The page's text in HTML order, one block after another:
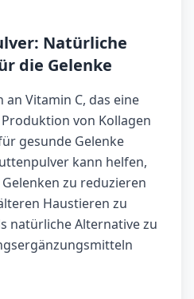
Natürliche
die Gelenke
Vitamin C, das eine
von Kollagen
gesunde Gelenke
kann helfen,
zu reduzieren
Haustieren zu
natürliche Alternative zu